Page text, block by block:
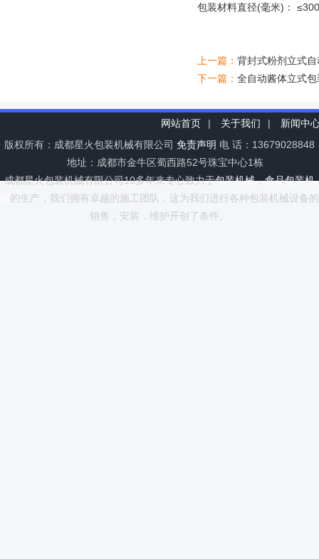
包装材料直径(毫米)：
上一篇： 背封式粉剂立式
下一篇： 全自动酱体立式包
网站首页 | 关于我们 |
新闻中
版权所有：成都星火包装机械有限公司 免责声明 电 话：13679028848
地址：成都市金牛区蜀西路52号珠宝中心1栋
成都星火包装机械有限公司10多年来专心致力于包装机械，食品包装机
的生产，我们拥有卓越的施工团队，这为我们进行各种包装机械设备的
销售，安装，维护开创了条件。